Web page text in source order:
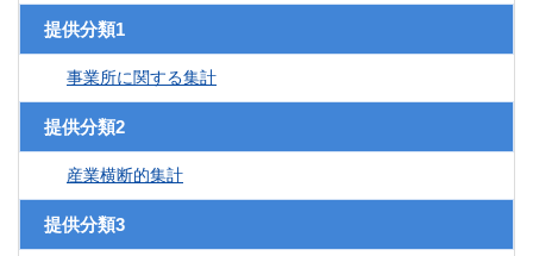
提供分類1
事業所に関する集計
提供分類2
産業横断的集計
提供分類3